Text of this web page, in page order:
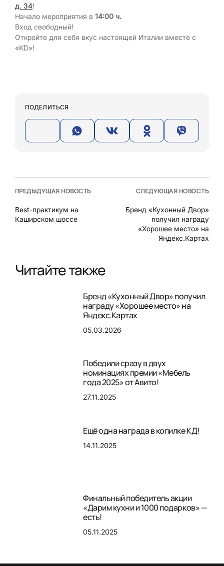
д. 34!
Начало мероприятия в 14:00 ч.
Вход свободный!
Откройте для себя вкус настоящей Италии вместе с
«KD»!
ПОДЕЛИТЬСЯ
ПРЕДЫДУЩАЯ НОВОСТЬ
Best-практикум на
Каширском шоссе
СЛЕДУЮЩАЯ НОВОСТЬ
Бренд «Кухонный Двор»
получил награду
«Хорошее место» на
Яндекс.Картах
Читайте также
Бренд «Кухонный Двор» получил
награду «Хорошее место» на
Яндекс.Картах
05.03.2026
Победили сразу в двух
номинациях премии «Мебель
года 2025» от Авито!
27.11.2025
Ещё одна награда в копилке КД!
14.11.2025
Финальный победитель акции
«Дарим кухни и 1000 подарков» —
есть!
05.11.2025